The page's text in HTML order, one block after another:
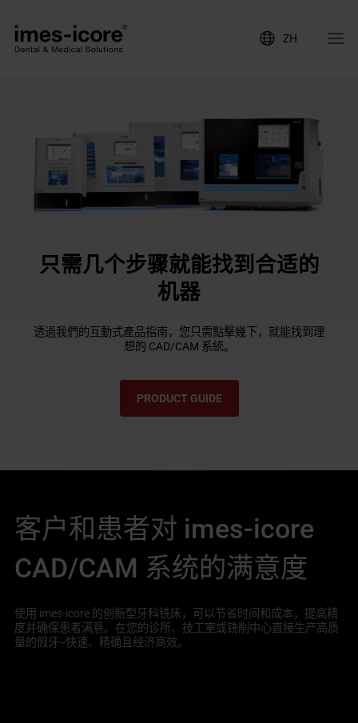
ZH
只需几个步骤就能找到合适的
机器
透過我們的互動式產品指南，您只需點擊幾下，就能找到理
想的 CAD/CAM 系統。
PRODUCT GUIDE
客户和患者对 imes-icore
CAD/CAM 系统的满意度
使用 imes-icore 的创新型牙科铣床，可以节省时间和成本，提高精
度并确保患者满意。在您的诊所、技工室或铣削中心直接生产高质
量的假牙--快速、精确且经济高效。